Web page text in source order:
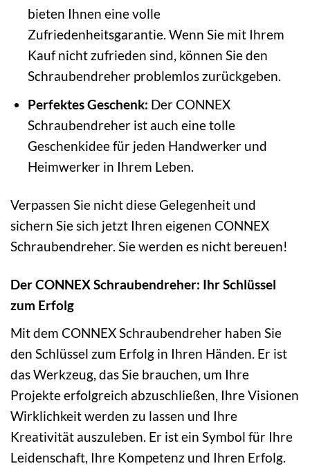
bieten Ihnen eine volle
Zufriedenheitsgarantie. Wenn Sie mit Ihrem
Kauf nicht zufrieden sind, können Sie den
Schraubendreher problemlos zurückgeben.
Perfektes Geschenk: Der CONNEX
Schraubendreher ist auch eine tolle
Geschenkidee für jeden Handwerker und
Heimwerker in Ihrem Leben.
Verpassen Sie nicht diese Gelegenheit und
sichern Sie sich jetzt Ihren eigenen CONNEX
Schraubendreher. Sie werden es nicht bereuen!
Der CONNEX Schraubendreher: Ihr Schlüssel
zum Erfolg
Mit dem CONNEX Schraubendreher haben Sie
den Schlüssel zum Erfolg in Ihren Händen. Er ist
das Werkzeug, das Sie brauchen, um Ihre
Projekte erfolgreich abzuschließen, Ihre Visionen
Wirklichkeit werden zu lassen und Ihre
Kreativität auszuleben. Er ist ein Symbol für Ihre
Leidenschaft, Ihre Kompetenz und Ihren Erfolg.